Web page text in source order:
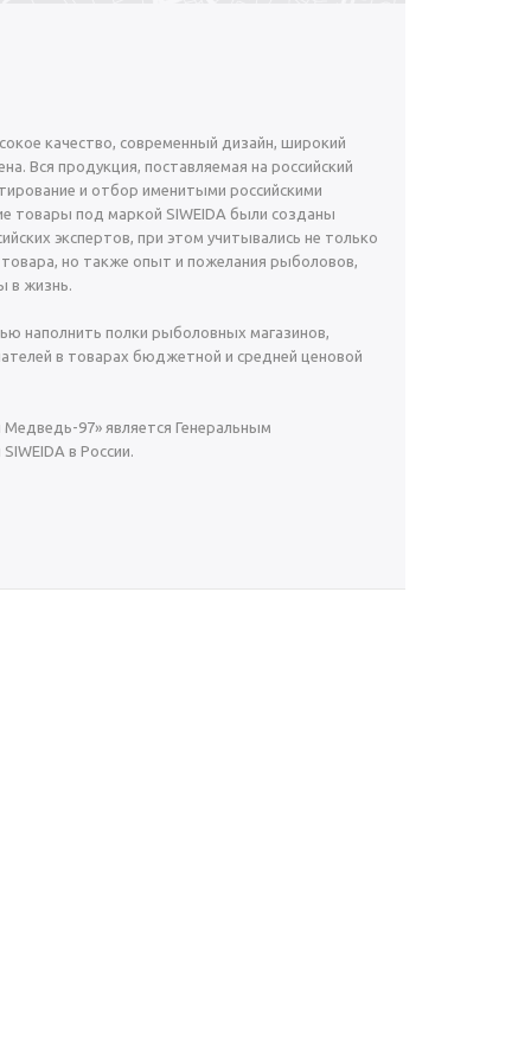
качество, современный дизайн, широкий
Вся продукция, поставляемая на российский
и отбор именитыми российскими
товары под маркой SIWEIDA были созданы
экспертов, при этом учитывались не только
но также опыт и пожелания рыболовов,
в жизнь.
наполнить полки рыболовных магазинов,
в товарах бюджетной и средней ценовой
97» является Генеральным
в России.